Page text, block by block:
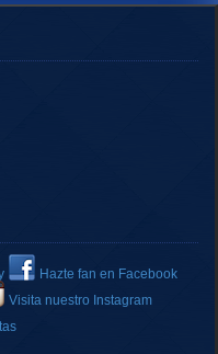
Hazte fan en Facebook
Visita nuestro Instagram